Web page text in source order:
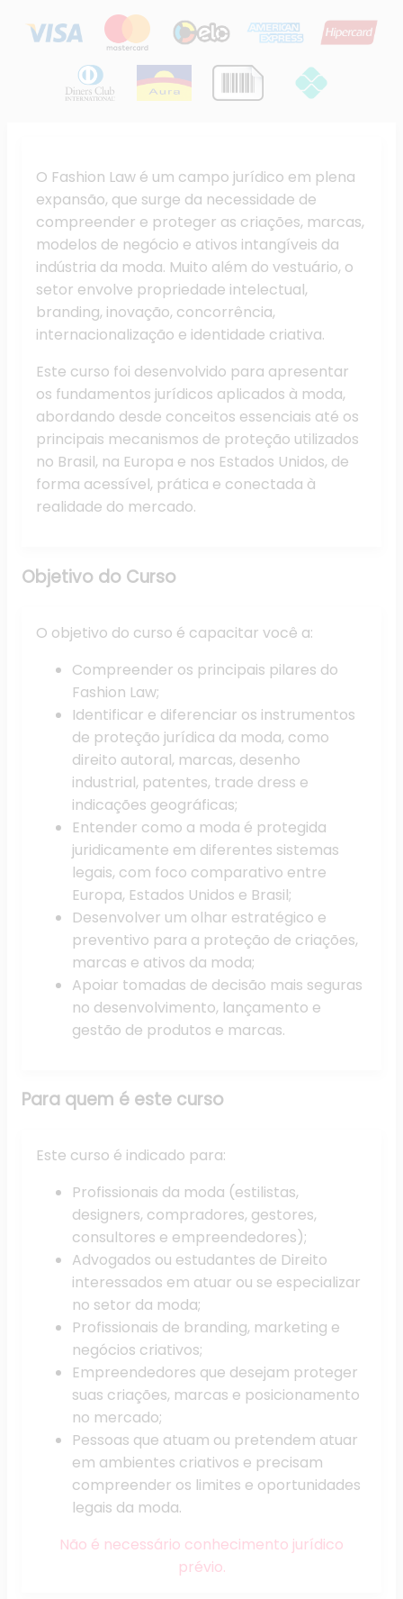
O Fashion Law é um campo jurídico em plena
expansão, que surge da necessidade de
compreender e proteger as criações, marcas,
modelos de negócio e ativos intangíveis da
indústria da moda. Muito além do vestuário, o
setor envolve propriedade intelectual,
branding, inovação, concorrência,
internacionalização e identidade criativa.
Este curso foi desenvolvido para apresentar
os fundamentos jurídicos aplicados à moda,
abordando desde conceitos essenciais até os
principais mecanismos de proteção utilizados
no Brasil, na Europa e nos Estados Unidos, de
forma acessível, prática e conectada à
realidade do mercado.
Objetivo do Curso
O objetivo do curso é capacitar você a:
Compreender os principais pilares do
Fashion Law;
Identificar e diferenciar os instrumentos
de proteção jurídica da moda, como
direito autoral, marcas, desenho
industrial, patentes, trade dress e
indicações geográficas;
Entender como a moda é protegida
juridicamente em diferentes sistemas
legais, com foco comparativo entre
Europa, Estados Unidos e Brasil;
Desenvolver um olhar estratégico e
preventivo para a proteção de criações,
marcas e ativos da moda;
Apoiar tomadas de decisão mais seguras
no desenvolvimento, lançamento e
gestão de produtos e marcas.
Para quem é este curso
Este curso é indicado para:
Profissionais da moda (estilistas,
designers, compradores, gestores,
consultores e empreendedores);
Advogados ou estudantes de Direito
interessados em atuar ou se especializar
no setor da moda;
Profissionais de branding, marketing e
negócios criativos;
Empreendedores que desejam proteger
suas criações, marcas e posicionamento
no mercado;
Pessoas que atuam ou pretendem atuar
em ambientes criativos e precisam
compreender os limites e oportunidades
legais da moda.
Não é necessário conhecimento jurídico
prévio.